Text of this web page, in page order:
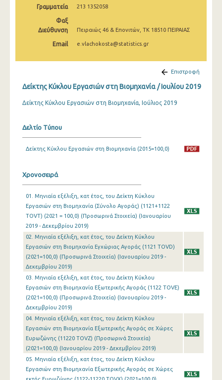
Σεπτεμβρίου 2024
Ιουνίου 2024
Μαΐου 2024
Μαρτίου 2024
Ιανουαρίου 2024
Δεκεμβρίου 2023
Νοεμβρίου 2023
Οκτωβρίου 2023
Σεπτεμβρίου 2023
Αυγούστου 2023
Ιουλίου 2023
Ιουνίου 2023
Μαΐου 2023
Απριλίου 2023
Μαρτίου 2023
Φεβρουαρίου 2023
Γραμματεία 213 1352058
Φαξ
Διεύθυνση
Πειραιώς 46 & Επονιτών, ΤΚ 18510 ΠΕΙΡΑΙΑΣ
Email e.vlachokosta@statistics.gr
Επιστροφή
Δείκτης Κύκλου Εργασιών στη Βιομηχανία / Ιουλίου 2019
Δείκτης Κύκλου Εργασιών στη Βιομηχανία, Ιούλιος 2019
Δελτίο Τύπου
Δείκτης Κύκλου Εργασιών στη Βιομηχανία (2015=100,0)
Χρονοσειρά
01. Μηνιαία εξέλιξη, κατ έτος, του Δείκτη Κύκλου
Εργασιών στη Βιομηχανία (Σύνολο Αγοράς) (1121+1122
TOVT) (2021 = 100,0) (Προσωρινά Στοιχεία) (Ιανουαρίου
2019 - Δεκεμβρίου 2019)
02. Μηνιαία εξέλιξη, κατ έτος, του Δείκτη Κύκλου
Εργασιών στη Βιομηχανία Εγχώριας Αγοράς (1121 TOVD)
(2021=100,0) (Προσωρινά Στοιχεία) (Ιανουαρίου 2019 -
Δεκεμβρίου 2019)
03. Μηνιαία εξέλιξη, κατ έτος, του Δείκτη Κύκλου
Εργασιών στη Βιομηχανία Εξωτερικής Αγοράς (1122 TOVE)
(2021=100,0) (Προσωρινά Στοιχεία) (Ιανουαρίου 2019 -
Δεκεμβρίου 2019)
04. Μηνιαία εξέλιξη, κατ έτος, του Δείκτη Κύκλου
Εργασιών στη Βιομηχανία Εξωτερικής Αγοράς σε Χώρες
Ευρωζώνης (11220 TOVZ) (Προσωρινά Στοιχεία)
(2021=100,0) (Ιανουαρίου 2019 - Δεκεμβρίου 2019)
05. Μηνιαία εξέλιξη, κατ έτος, του Δείκτη Κύκλου
Εργασιών στη Βιομηχανία Εξωτερικής Αγοράς σε Χώρες